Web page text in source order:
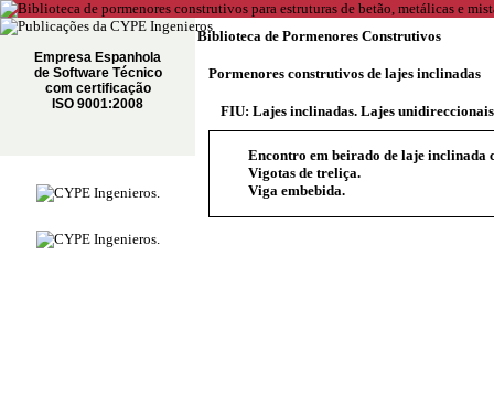
Empresa Espanhola
de Software Técnico
com certificação
ISO 9001:2008
Biblioteca de Pormenores Construtivos
Pormenores construtivos de lajes inclinadas
FIU: Lajes inclinadas. Lajes unidireccionais
Encontro em beirado de laje inclinada
Vigotas de treliça.
Viga embebida.